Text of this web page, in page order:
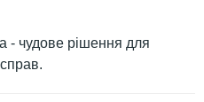
- чудове рішення для